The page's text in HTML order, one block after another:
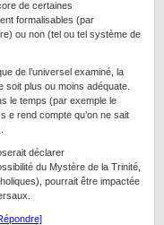
de certaines
formalisables (par
ou non (tel ou tel système de
de l’universel examiné, la
soit plus ou moins adéquate.
le temps (par exemple le
e rend compte qu’on ne sait
déclarer
du Mystère de la Trinité,
pourrait être impactée